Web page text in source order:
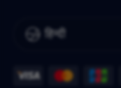
हिन्दी